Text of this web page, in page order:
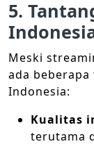
5.
Meski
ada
Indonesia:
Kualitas
terutama